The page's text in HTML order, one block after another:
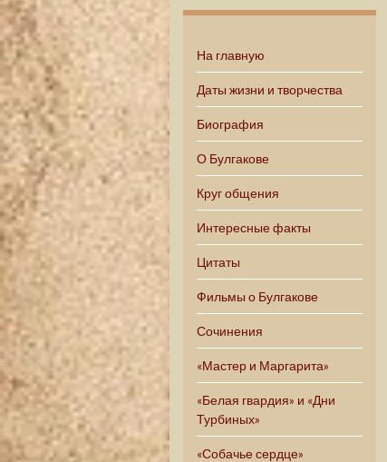
На главную
Даты жизни и творчества
Биография
О Булгакове
Круг общения
Интересные факты
Цитаты
Фильмы о Булгакове
Сочинения
«Мастер и Маргарита»
«Белая гвардия» и «Дни
Турбиных»
«Собачье сердце»